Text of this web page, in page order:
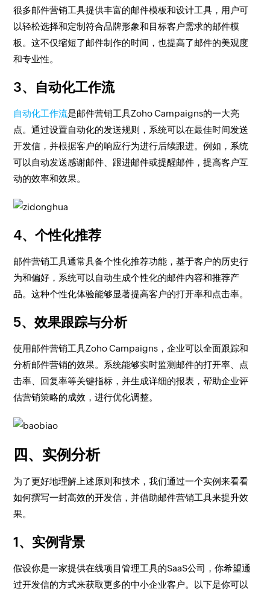
很多邮件营销工具提供丰富的邮件模板和设计工具，用户可
以轻松选择和定制符合品牌形象和目标客户需求的邮件模
板。这不仅缩短了邮件制作的时间，也提高了邮件的美观度
和专业性。
3、自动化工作流
自动化工作流是邮件营销工具Zoho Campaigns的一大亮
点。通过设置自动化的发送规则，系统可以在最佳时间发送
开发信，并根据客户的响应行为进行后续跟进。例如，系统
可以自动发送感谢邮件、跟进邮件或提醒邮件，提高客户互
动的效率和效果。
4、个性化推荐
邮件营销工具通常具备个性化推荐功能，基于客户的历史行
为和偏好，系统可以自动生成个性化的邮件内容和推荐产
品。这种个性化体验能够显著提高客户的打开率和点击率。
5、效果跟踪与分析
使用邮件营销工具Zoho Campaigns，企业可以全面跟踪和
分析邮件营销的效果。系统能够实时监测邮件的打开率、点
击率、回复率等关键指标，并生成详细的报表，帮助企业评
估营销策略的成效，进行优化调整。
四、实例分析
为了更好地理解上述原则和技术，我们通过一个实例来看看
如何撰写一封高效的开发信，并借助邮件营销工具来提升效
果。
1、实例背景
假设你是一家提供在线项目管理工具的SaaS公司，你希望通
过开发信的方式来获取更多的中小企业客户。以下是你可以